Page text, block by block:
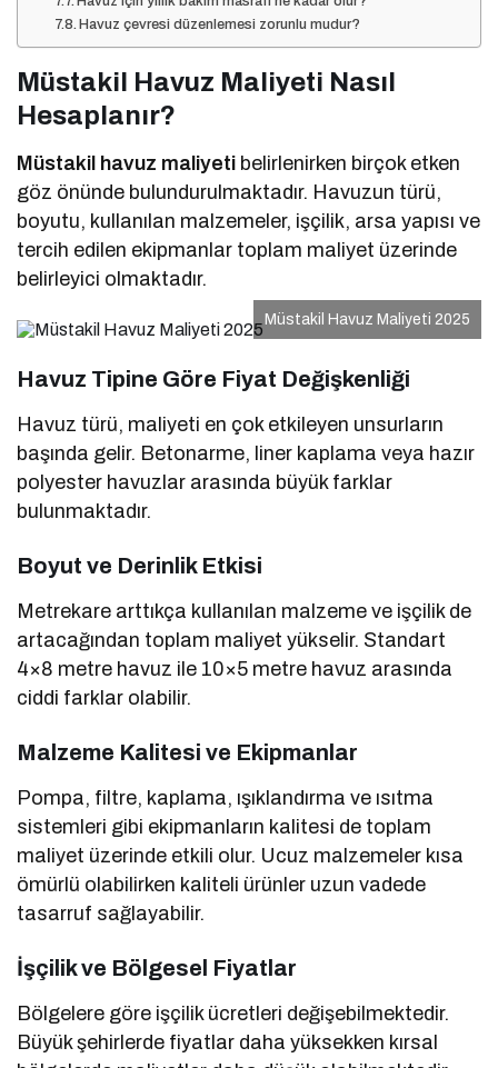
Havuz çevresi düzenlemesi zorunlu mudur?
Müstakil Havuz Maliyeti Nasıl
Hesaplanır?
Müstakil havuz maliyeti belirlenirken birçok etken
göz önünde bulundurulmaktadır. Havuzun türü,
boyutu, kullanılan malzemeler, işçilik, arsa yapısı ve
tercih edilen ekipmanlar toplam maliyet üzerinde
belirleyici olmaktadır.
Müstakil Havuz Maliyeti 2025
Havuz Tipine Göre Fiyat Değişkenliği
Havuz türü, maliyeti en çok etkileyen unsurların
başında gelir. Betonarme, liner kaplama veya hazır
polyester havuzlar arasında büyük farklar
bulunmaktadır.
Boyut ve Derinlik Etkisi
Metrekare arttıkça kullanılan malzeme ve işçilik de
artacağından toplam maliyet yükselir. Standart
4×8 metre havuz ile 10×5 metre havuz arasında
ciddi farklar olabilir.
Malzeme Kalitesi ve Ekipmanlar
Pompa, filtre, kaplama, ışıklandırma ve ısıtma
sistemleri gibi ekipmanların kalitesi de toplam
maliyet üzerinde etkili olur. Ucuz malzemeler kısa
ömürlü olabilirken kaliteli ürünler uzun vadede
tasarruf sağlayabilir.
İşçilik ve Bölgesel Fiyatlar
Bölgelere göre işçilik ücretleri değişebilmektedir.
Büyük şehirlerde fiyatlar daha yüksekken kırsal